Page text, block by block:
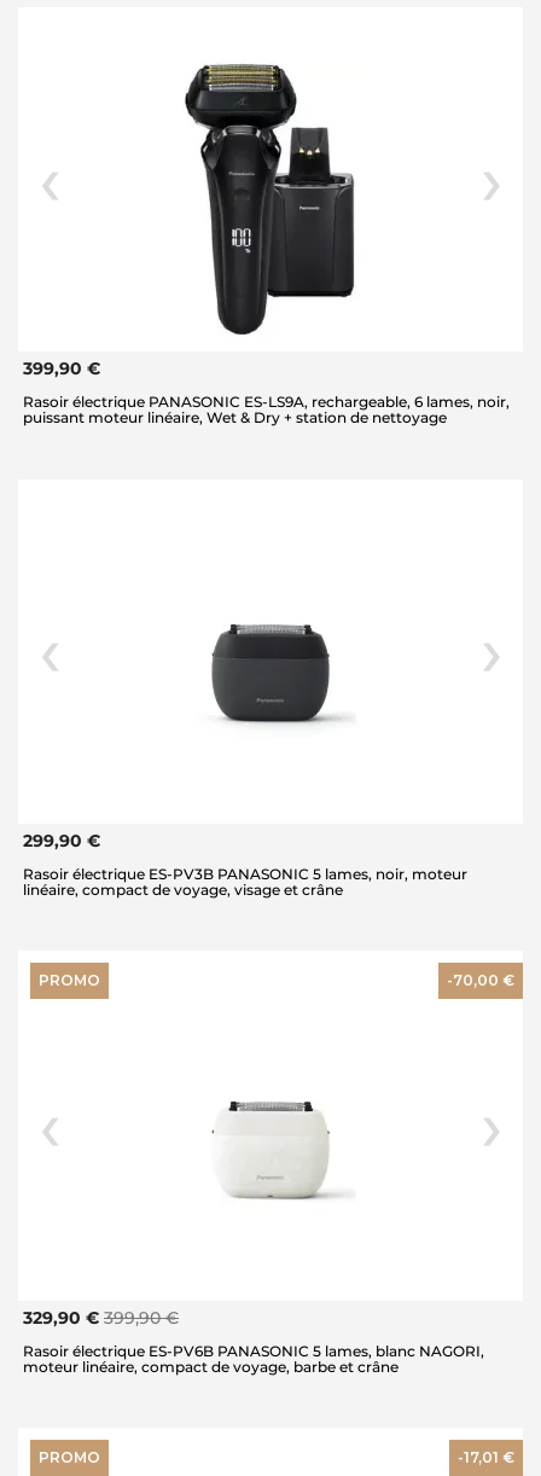
399,90 €
Rasoir électrique PANASONIC ES-LS9A, rechargeable, 6 lames, noir,
puissant moteur linéaire, Wet & Dry + station de nettoyage
299,90 €
Rasoir électrique ES-PV3B PANASONIC 5 lames, noir, moteur
linéaire, compact de voyage, visage et crâne
PROMO -70,00 €
329,90 € 399,90 €
Rasoir électrique ES-PV6B PANASONIC 5 lames, blanc NAGORI,
moteur linéaire, compact de voyage, barbe et crâne
PROMO -17,01 €